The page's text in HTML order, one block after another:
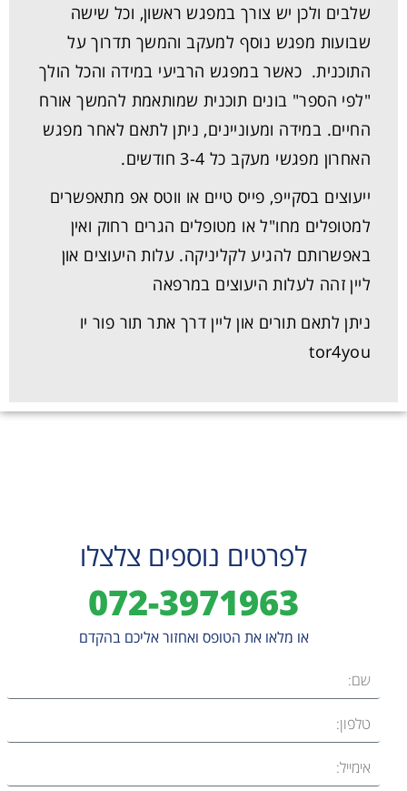
שלבים ולכן יש צורך במפגש ראשון, וכל שישה
שבועות מפגש נוסף למעקב והמשך תדרוך על
התוכנית. כאשר במפגש הרביעי במידה והכל הולך
"לפי הספר" בונים תוכנית שמותאמת להמשך אורח
החיים. במידה ומעוניינים, ניתן לתאם לאחר מפגש
האחרון מפגשי מעקב כל 3-4 חודשים.
ייעוצים בסקייפ, פייס טיים או ווטס אפ מתאפשרים
למטופלים מחו"ל או מטופלים הגרים רחוק ואין
באפשרותם להגיע לקליניקה. עלות היעוצים און
ליין זהה לעלות היעוצים במרפאה
ניתן לתאם תורים און ליין דרך אתר תור פור יו
tor4you
לפרטים נוספים צלצלו
072-3971963
או מלאו את הטופס ואחזור אליכם בהקדם